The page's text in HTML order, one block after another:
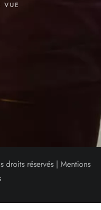
VUE
droits réservés | Mentions